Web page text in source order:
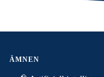
ÄMNEN